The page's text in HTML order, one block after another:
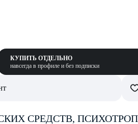
КУПИТЬ ОТДЕЛЬНО
навсегда в профиле и без подписки
СРЕДСТВ,